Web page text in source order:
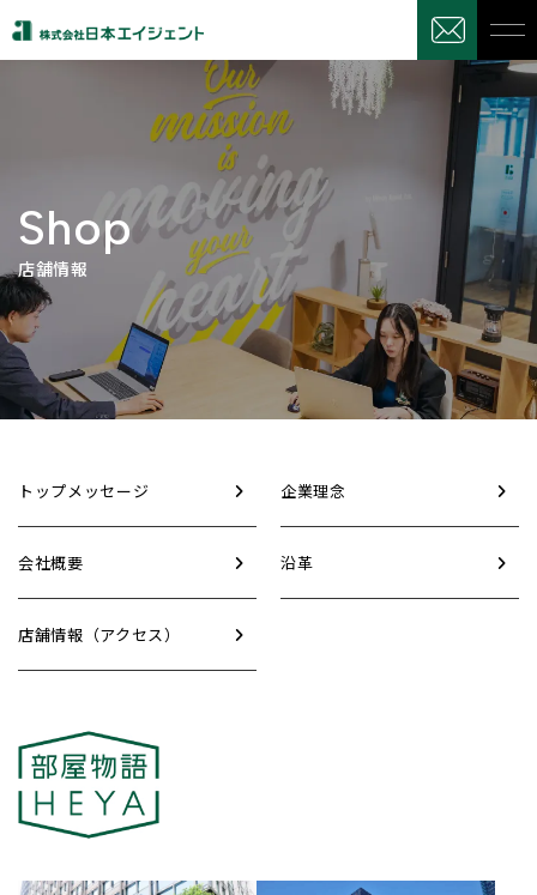
Shop
店舗情報
トップメッセージ 企業理念
会社概要 沿革
店舗情報（アクセス）